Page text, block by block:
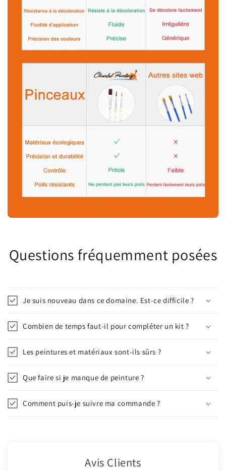
Questions fréquemment posées
Je suis nouveau dans ce domaine. Est-ce difficile ?
Combien de temps faut-il pour compléter un kit ?
Les peintures et matériaux sont-ils sûrs ?
Que faire si je manque de peinture ?
Comment puis-je suivre ma commande ?
Avis Clients